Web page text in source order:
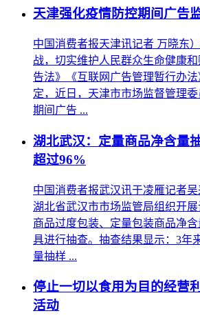
天津强化疫情防控期间广告
中国消费者报天津讯记者 万晓东
战，切实维护人民群众生命健康
告法》《互联网广告管理暂行办
定，近日，天津市市场监督管理
期间广告 ...
湖北武汉：定量商品净含量
超过96%
中国消费者报武汉讯于凌雁记者吴
湖北省武汉市市场监管局组织开
商品过度包装、定量包装商品净
具进行抽查。抽查结果显示：3年
量抽样 ...
停止一切以食用为目的经营
活动